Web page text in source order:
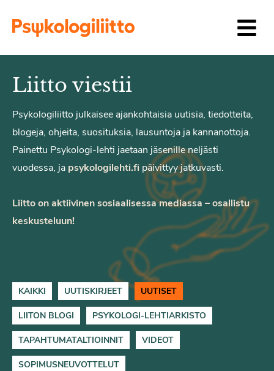
Liitto viestii
Psykologiliitto julkaisee ajankohtaisia uutisia, tiedotteita,
blogeja, ohjeita, suosituksia, lausuntoja ja kannanottoja.
Painettu Psykologi-lehti jaetaan jäsenille neljästi
vuodessa, ja psykologilehti.fi päivittyy jatkuvasti.
Liitto on aktiivinen sosiaalisessa mediassa – osallistu
keskusteluun!
KAIKKI UUTISKIRJEET UUTISET
LIITON BLOGI PSYKOLOGI-LEHTIARKISTO
TAPAHTUMATALTIOINNIT VIDEOT
SOPIMUSNEUVOTTELUT